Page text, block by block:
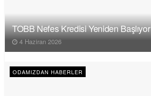
TOBB Nefes Kredisi Yeniden Başlıyor
4 Haziran 2026
ODAMIZDAN HABERLER